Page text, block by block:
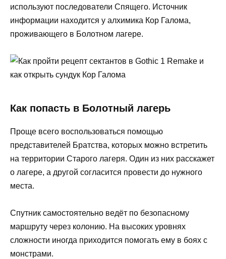
используют последователи Спящего. Источник
информации находится у алхимика Кор Галома,
проживающего в Болотном лагере.
Как попасть в Болотный лагерь
Проще всего воспользоваться помощью
представителей Братства, которых можно встретить
на территории Старого лагеря. Один из них расскажет
о лагере, а другой согласится провести до нужного
места.
Спутник самостоятельно ведёт по безопасному
маршруту через колонию. На высоких уровнях
сложности иногда приходится помогать ему в боях с
монстрами.